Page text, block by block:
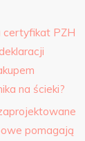
certyfikat PZH
na ścieki?
pomagają